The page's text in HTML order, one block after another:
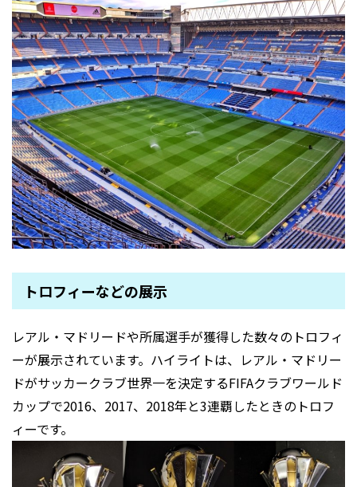
トロフィーなどの展示
レアル・マドリードや所属選手が獲得した数々のトロフィ
ーが展示されています。ハイライトは、レアル・マドリー
ドがサッカークラブ世界一を決定するFIFAクラブワールド
カップで2016、2017、2018年と3連覇したときのトロフ
ィーです。